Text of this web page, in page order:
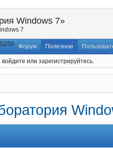
Windows 7»
7
Форум Полезное
или зарегистрируйтесь.